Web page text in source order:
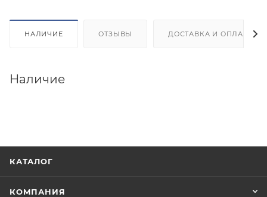
НАЛИЧИЕ ОТЗЫВЫ ДОСТАВКА И ОПЛАТА
Наличие
КАТАЛОГ
КОМПАНИЯ